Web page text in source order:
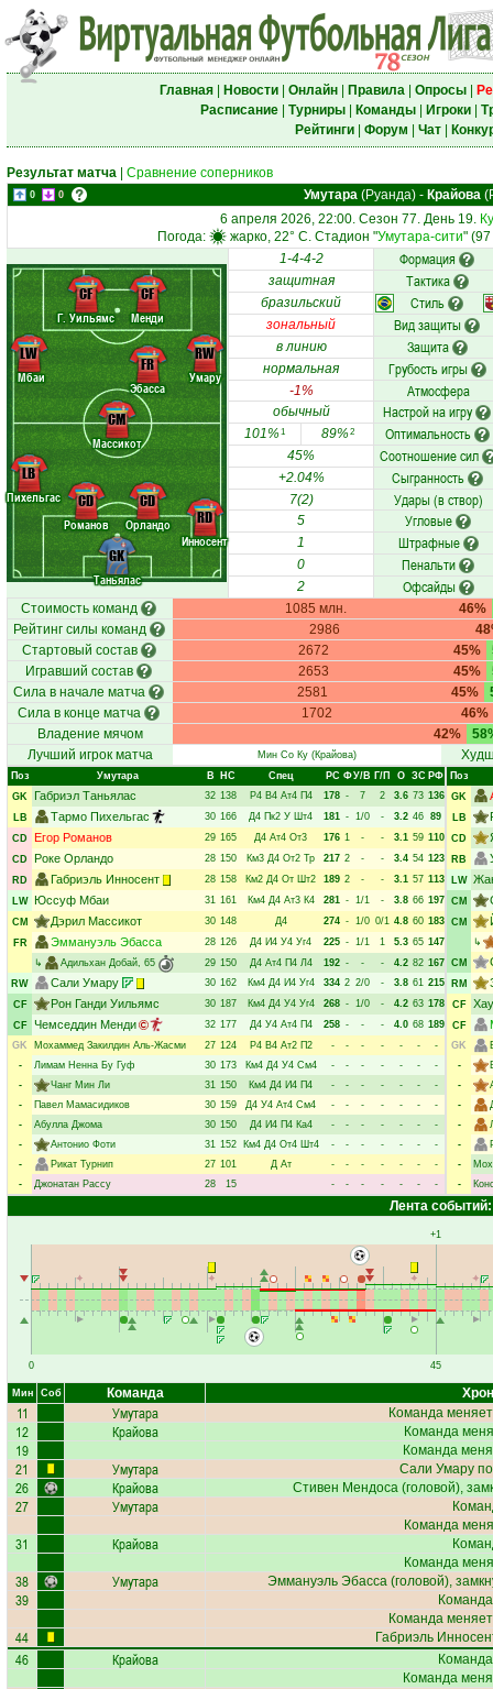
Главная| Новости| Онлайн| Правила| Опросы|
Расписание| Турниры| Команды| Игроки|
Рейтинги| Форум Чат|
Результат матча Сравнение соперников
0 0 Умутара (Руанда) - Крайова
6 апреля 2026, 22:00. Сезон 77. День 19.
Погода:
жарко, 22° C. Стадион "Умутара-сити"
Таньялас
Пихельгас
Романов
Орландо
Инносент
Мбаи
Массикот
Эбасса
Умару
Г. Уильямс Менди
GK
LB
CD
CD
RD
LW
CM
FR
RW
CF CF
1-4-4-2 Формация
защитная Тактика
бразильский Стиль
зональный Вид защиты
в линию Защита
нормальная Грубость игры
-1% Атмосфера
обычный Настрой на игру
101%1 89%2 Оптимальность
45% Соотношение сил
+2.04% Сыгранность
7(2) Удары (в створ)
5 Угловые
1 Штрафные
0 Пенальти
2 Офсайды
Стоимость команд 1085 млн.
46%
Рейтинг силы команд
2986
Стартовый состав
2672 45%
Игравший состав
2653 45%
Сила в начале матча
2581 45%
Сила в конце матча
1702
46%
Владение мячом
42%
Лучший игрок матча
Мин Со Ку (Крайова)
Поз Умутара В НC Спец РC ФУ/В Г/П О ЗС РФ
GK
Габриэл Таньялас 32 138 Р4 В4 Ат4 П4 178 - 7 2 3.6 73 136
LB
Тармо Пихельгас 30 166 Д4 Пк2 У Шт4 181 - 1/0 - 3.2 46 89
CD Егор Романов 29 165 Д4 Ат4 От3 176 1 - - 3.1 59 110
CD Роке Орландо 28 150 Км3 Д4 От2 Тр 217 2 - - 3.4 54 123
RD
Габриэль Инносент 28 158 Км2 Д4 От Шт2 189 2 - - 3.1 57 113
LW Юссуф Мбаи 31 161 Км4 Д4 Ат3 К4 281 - 1/1 - 3.8 66 197
CM
Дэрил Массикот 30 148 Д4 274 - 1/0 0/1 4.8 60 183
FR
Эммануэль Эбасса 28 126 Д4 И4 У4 Уг4 225 - 1/1 1 5.3 65 147
↳
Адильхан Добай, 65 29 150 Д4 Ат4 П4 Л4 192 - - - 4.2 82 167
RW
Сали Умару 30 162 Км4 Д4 И4 Уг4 334 2 2/0 - 3.8 61 215
CF
Рон Ганди Уильямс 30 187 Км4 Д4 У4 Уг4 268 - 1/0 - 4.2 63 178
CF
Чемседдин Менди 32 177 Д4 У4 Ат4 П4 258 - - - 4.0 68 189
GK
Мохаммед Закилдин Аль-Жасми 27 124 Р4 В4 Ат2 П2 - - - - - -
-
-
Лимам Ненна Бу Гуф 30 173 Км4 Д4 У4 См4 - - - - - -
-
-
Чанг Мин Ли 31 150 Км4 Д4 И4 П4 - - - - - -
-
-
Павел Мамасидиков 30 159 Д4 У4 Ат4 См4 - - - - - -
-
-
Абулла Джома 30 150 Д4 И4 П4 Ка4 - - - - - -
-
-
Антонио Фоти 31 152 Км4 Д4 От4 Шт4 - - - - - -
-
-
Рикат Турнип 27 101 Д Ат - - - - - -
-
-
Джонатан Рассу 28 15 - - - - - - -
Поз
GK
LB
CD
RB
LW
CM
CM
↳
CM
RM
CF
CF
GK
-
-
-
-
-
-
-
Лента событий:
0
+1
45
Мин Соб Команда
11 Умутара Команда
12 Крайова Команда
19 Команда
21 Умутара Сали Умару
26 Крайова Стивен Мендоса (головой),
27 Умутара
Команда
31 Крайова
Команда
38 Умутара Эммануэль Эбасса (головой),
39
Команда
44 Габриэль
46 Крайова
Команда